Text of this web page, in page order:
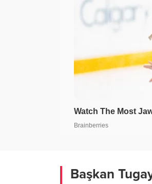
Başkan